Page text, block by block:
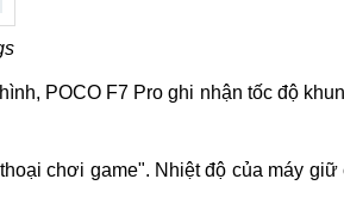
POCO F7 Pro ghi nhận tốc độ
chơi game". Nhiệt độ của máy giữ